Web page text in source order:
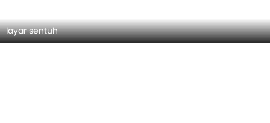
layar sentuh